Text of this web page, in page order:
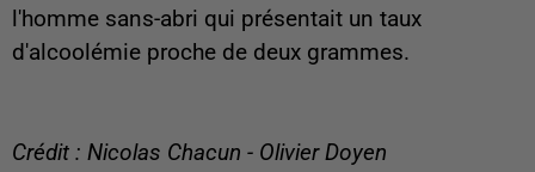
l'homme sans-abri qui présentait un taux
d'alcoolémie proche de deux grammes.
Crédit : Nicolas Chacun - Olivier Doyen